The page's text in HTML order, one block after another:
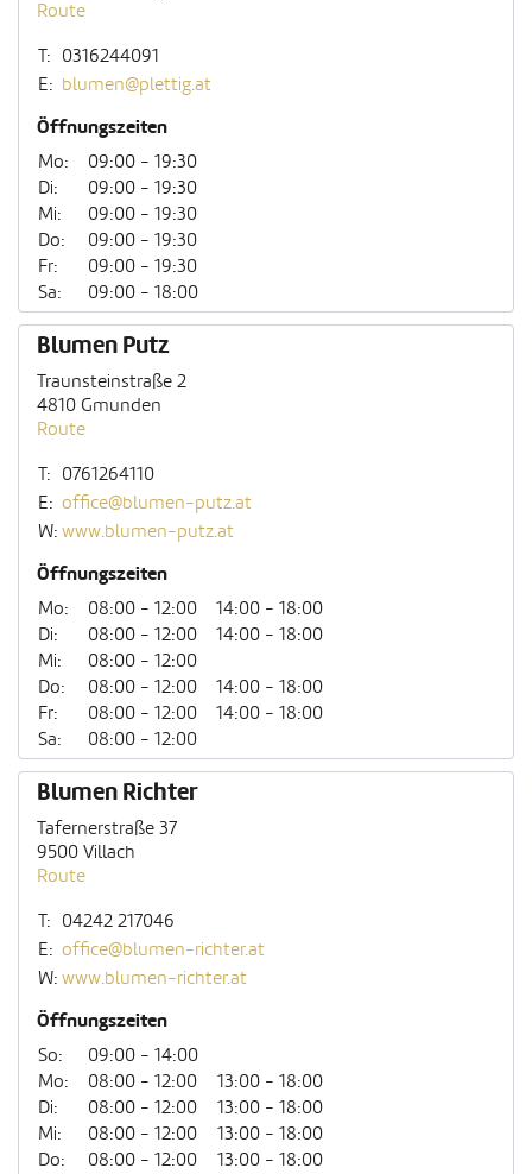
Route
T:
0316244091
E: blumen@plettig.at
Öffnungszeiten
Mo:
09:00 - 19:30
Di:
09:00 - 19:30
Mi:
09:00 - 19:30
Do:
09:00 - 19:30
Fr:
09:00 - 19:30
Sa:
09:00 - 18:00
Blumen Putz
Traunsteinstraße 2
4810 Gmunden
Route
T:
0761264110
E: office@blumen-putz.at
W: www.blumen-putz.at
Öffnungszeiten
Mo: 08:00 - 12:00
14:00 - 18:00
Di:
08:00 - 12:00
14:00 - 18:00
Mi:
08:00 - 12:00
Do:
08:00 - 12:00
14:00 - 18:00
Fr:
08:00 - 12:00
14:00 - 18:00
Sa:
08:00 - 12:00
Blumen Richter
Tafernerstraße 37
9500 Villach
Route
T:
04242 217046
E: office@blumen-richter.at
W: www.blumen-richter.at
Öffnungszeiten
So:
09:00 - 14:00
Mo:
08:00 - 12:00
13:00 - 18:00
Di:
08:00 - 12:00
13:00 - 18:00
Mi:
08:00 - 12:00
13:00 - 18:00
Do:
08:00 - 12:00
13:00 - 18:00